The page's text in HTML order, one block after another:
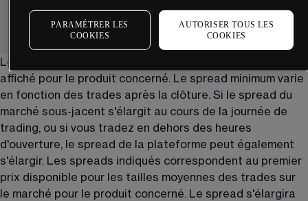
Le spread minimum est le spread le plus bas qui sera
affiché pour le produit concerné. Le spread minimum varie
en fonction des trades après la clôture. Si le spread du
marché sous-jacent s'élargit au cours de la journée de
trading, ou si vous tradez en dehors des heures
d'ouverture, le spread de la plateforme peut également
s'élargir. Les spreads indiqués correspondent au premier
prix disponible pour les tailles moyennes des trades sur
le marché pour le produit concerné. Le spread s'élargira
PARAMÉTRER LES
COOKIES
AUTORISER TOUS LES
COOKIES